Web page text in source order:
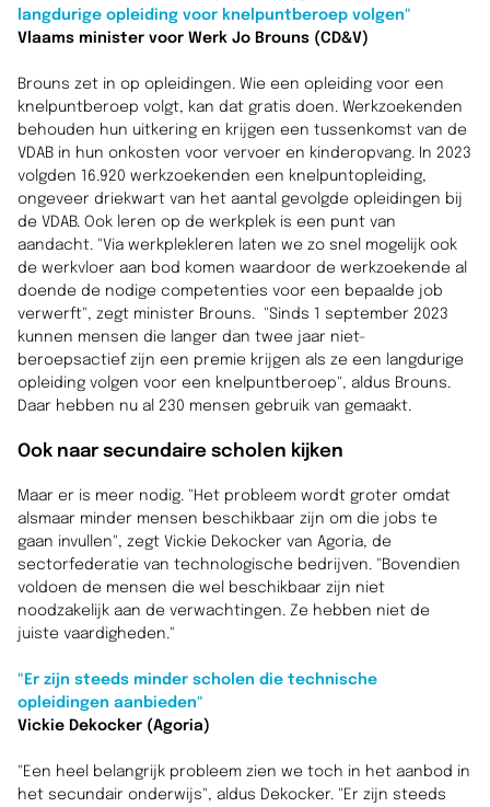
langdurige opleiding voor knelpuntberoep volgen"
Vlaams minister voor Werk Jo Brouns (CD&V)
Brouns zet in op opleidingen. Wie een opleiding voor een
knelpuntberoep volgt, kan dat gratis doen. Werkzoekenden
behouden hun uitkering en krijgen een tussenkomst van de
VDAB in hun onkosten voor vervoer en kinderopvang. In 2023
volgden 16.920 werkzoekenden een knelpuntopleiding,
ongeveer driekwart van het aantal gevolgde opleidingen bij
de VDAB. Ook leren op de werkplek is een punt van
aandacht. "Via werkplekleren laten we zo snel mogelijk ook
de werkvloer aan bod komen waardoor de werkzoekende al
doende de nodige competenties voor een bepaalde job
verwerft", zegt minister Brouns. "Sinds 1 september 2023
kunnen mensen die langer dan twee jaar niet-
beroepsactief zijn een premie krijgen als ze een langdurige
opleiding volgen voor een knelpuntberoep", aldus Brouns.
Daar hebben nu al 230 mensen gebruik van gemaakt.
Ook naar secundaire scholen kijken
Maar er is meer nodig. "Het probleem wordt groter omdat
alsmaar minder mensen beschikbaar zijn om die jobs te
gaan invullen", zegt Vickie Dekocker van Agoria, de
sectorfederatie van technologische bedrijven. "Bovendien
voldoen de mensen die wel beschikbaar zijn niet
noodzakelijk aan de verwachtingen. Ze hebben niet de
juiste vaardigheden."
"Er zijn steeds minder scholen die technische
opleidingen aanbieden"
Vickie Dekocker (Agoria)
"Een heel belangrijk probleem zien we toch in het aanbod in
het secundair onderwijs", aldus Dekocker. "Er zijn steeds